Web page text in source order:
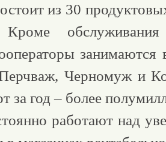
из 30
Кроме
занимаются
Черномуж и
за год – более
работают над